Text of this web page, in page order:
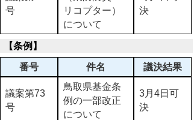
号
リコプター）
について
決
【条例】
番号 件名 議決結果
議案第73
号
鳥取県基金条
例の一部改正
について
3月4日可
決